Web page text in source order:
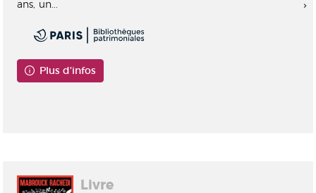
ans, un...
Plus d'infos
Livre